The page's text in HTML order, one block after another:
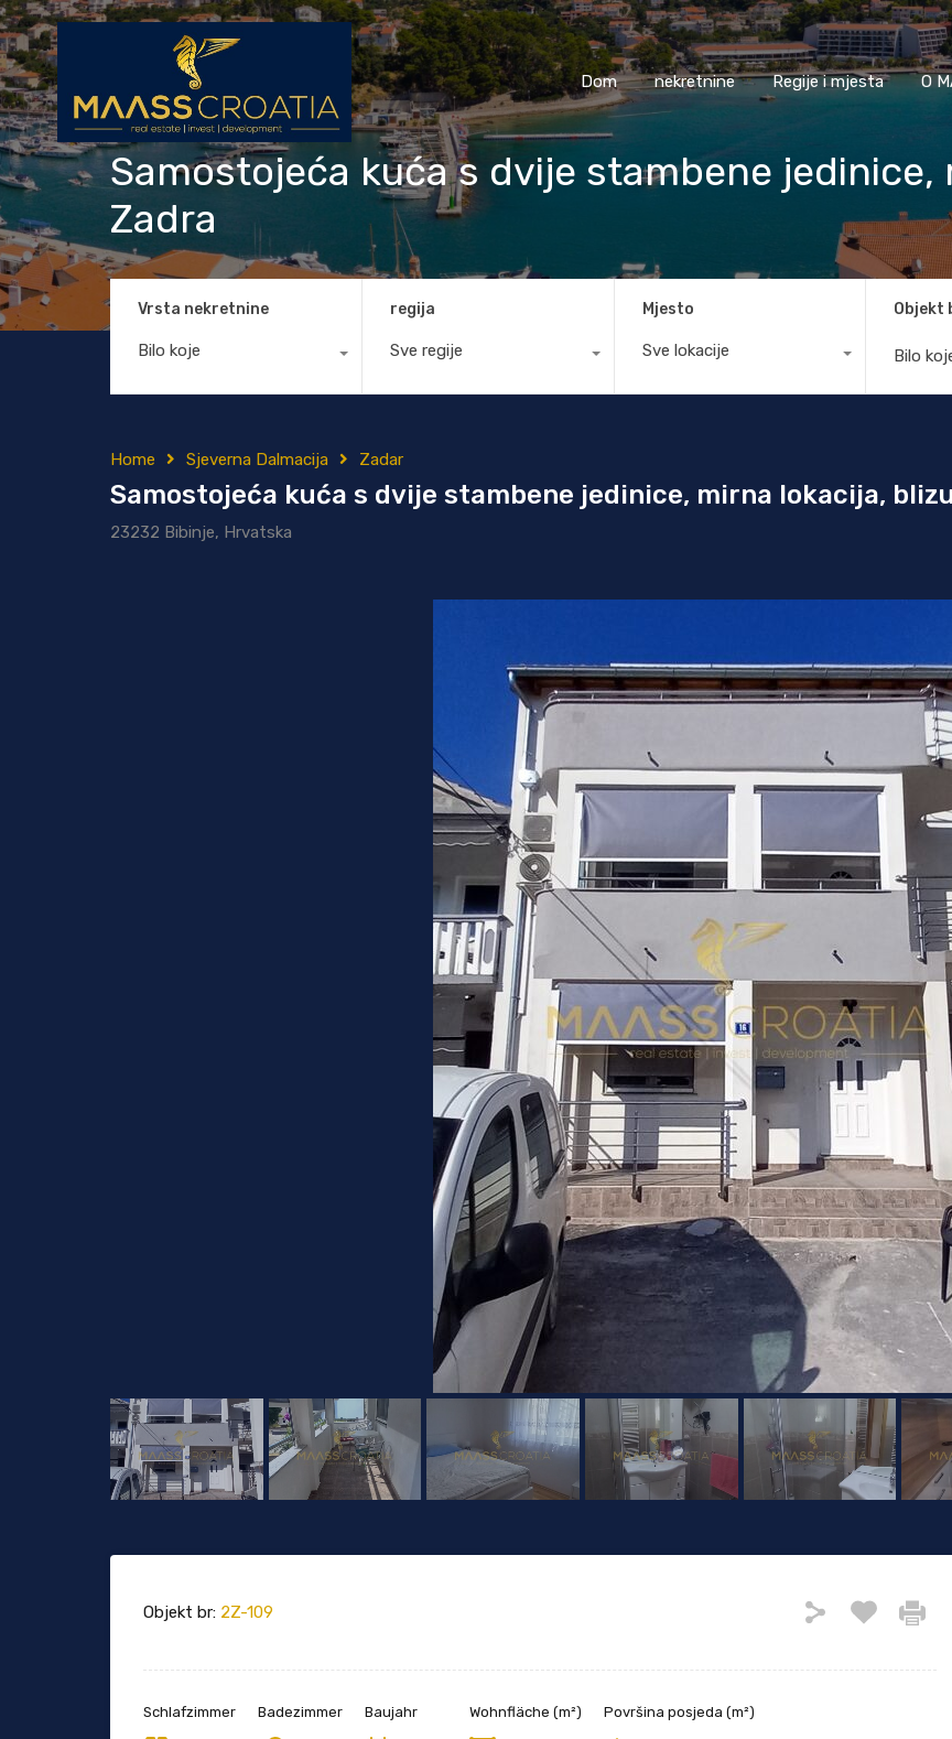
Dom nekretnine Regije i mjesta
Dom nekretnine Regije i mjesta O
Samostojeća kuća s dvije stambene jedinice,
Zadra
Vrsta nekretnine
Bilo koje
regija
Sve regije
Mjesto
Sve lokacije
Objekt
Home Sjeverna Dalmacija Zadar
Samostojeća kuća s dvije stambene jedinice, mirna lokacija,
23232 Bibinje, Hrvatska
Objekt br: 2Z-109
Schlafzimmer Badezimmer Baujahr Wohnfläche (m²) Površina posjeda (m²)